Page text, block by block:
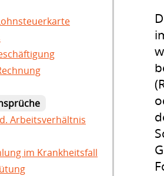
Arbeitsverhältnis
im Krankheitsfall